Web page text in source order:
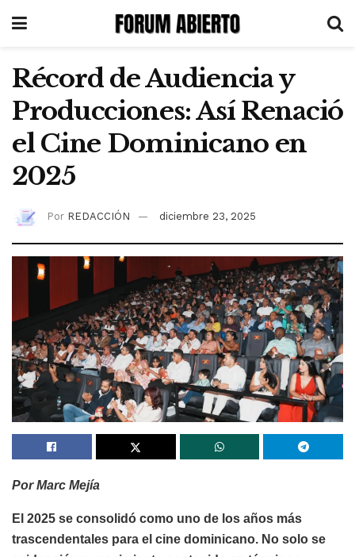
Récord de Audiencia y
Producciones: Así Renació
el Cine Dominicano en
2025
Por REDACCIÓN diciembre 23, 2025
Por Marc Mejía
El 2025 se consolidó como uno de los años más
trascendentales para el cine dominicano. No solo se